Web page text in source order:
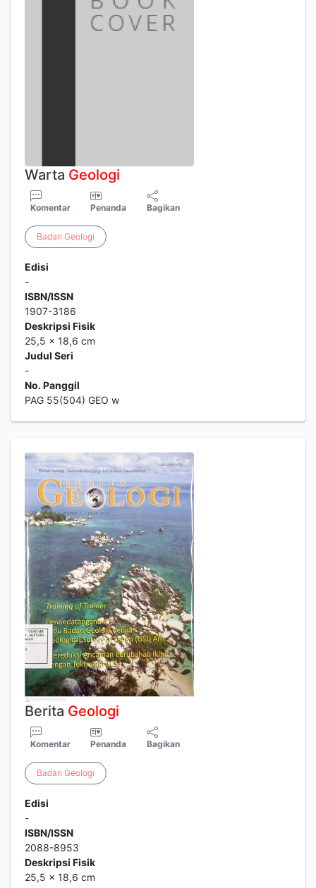
Warta Geologi
Komentar Penanda Bagikan
Badan Geologi
Edisi
-
ISBN/ISSN
1907-3186
Deskripsi Fisik
25,5 x 18,6 cm
Judul Seri
-
No. Panggil
PAG 55(504) GEO w
Berita Geologi
Komentar Penanda Bagikan
Badan Geologi
Edisi
-
ISBN/ISSN
2088-8953
Deskripsi Fisik
25,5 x 18,6 cm